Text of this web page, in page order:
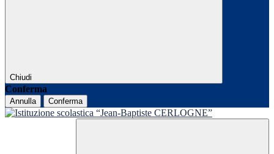
Chiudi
Conferma
Annulla Conferma